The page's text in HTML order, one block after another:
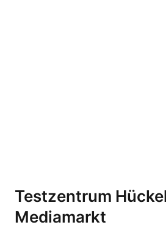
Testzentrum
Mediamarkt